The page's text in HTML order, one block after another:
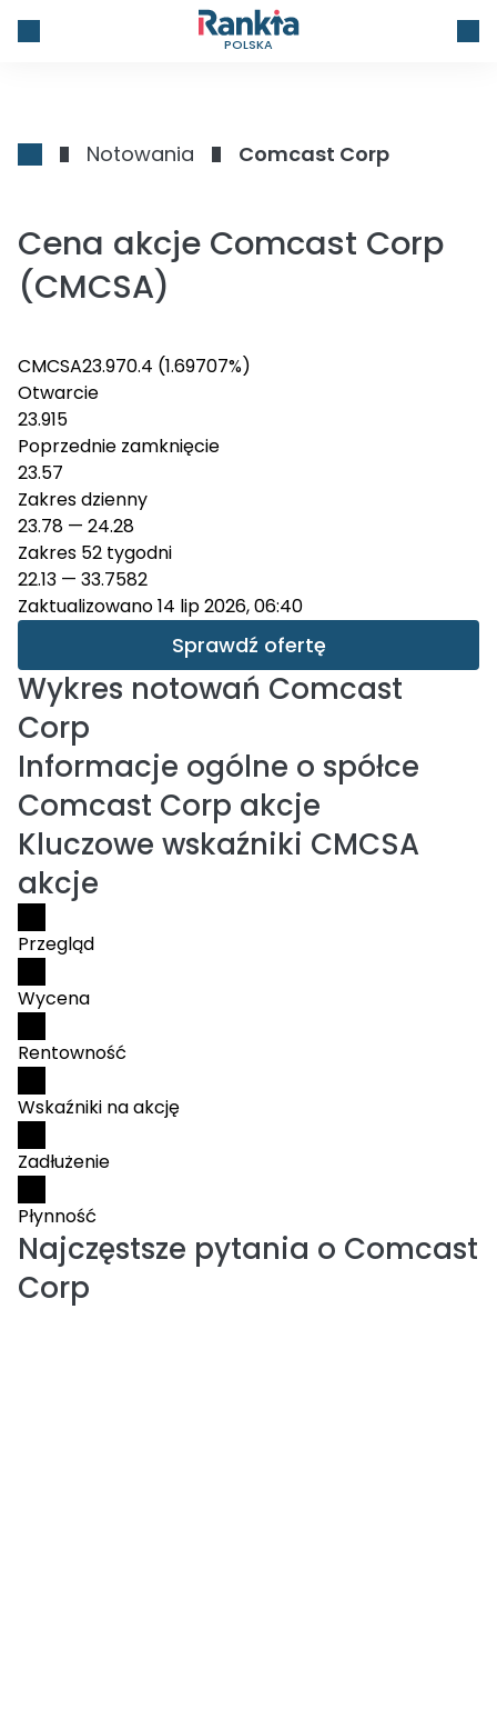
POLSKA
Notowania Comcast Corp
Cena akcje Comcast Corp
(CMCSA)
CMCSA23.970.4 (1.69707%)
Otwarcie
23.915
Poprzednie zamknięcie
23.57
Zakres dzienny
23.78 — 24.28
Zakres 52 tygodni
22.13 — 33.7582
Zaktualizowano 14 lip 2026, 06:40
Sprawdź ofertę
Wykres notowań Comcast
Corp
Informacje ogólne o spółce
Comcast Corp akcje
Kluczowe wskaźniki CMCSA
akcje
Przegląd
Wycena
Rentowność
Wskaźniki na akcję
Zadłużenie
Płynność
Najczęstsze pytania o Comcast
Corp